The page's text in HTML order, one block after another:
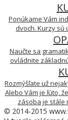
Ponúkame Vám
dvoch. Kurzy sú
Naučte sa
ovládnite
Rozmýšľate už
Alebo Vám je ľúto,
zásoba je stále
© 2014-2015